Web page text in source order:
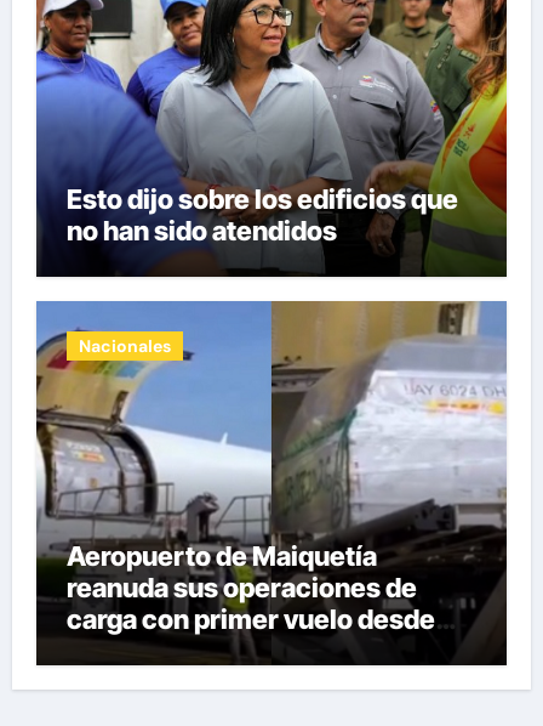
Esto dijo sobre los edificios que
no han sido atendidos
Nacionales
Aeropuerto de Maiquetía
reanuda sus operaciones de
carga con primer vuelo desde
Panamá